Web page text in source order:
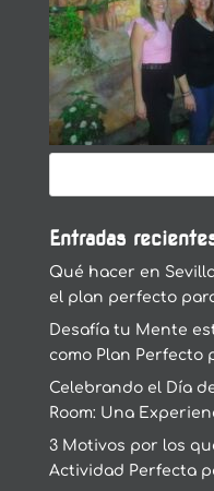
Entradas
Qué hacer en
el plan perfecto
Desafía tu Mente
como Plan Perfecto
Celebrando el Día
Room: Una
3 Motivos por los
Actividad Perfecta